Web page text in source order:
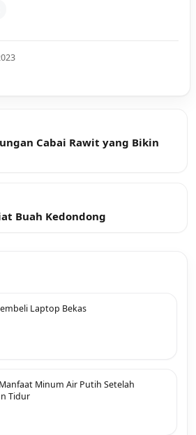
Cabai Rawit yang Bikin
Buah Kedondong
Laptop Bekas
Minum Air Putih Setelah
Tidur